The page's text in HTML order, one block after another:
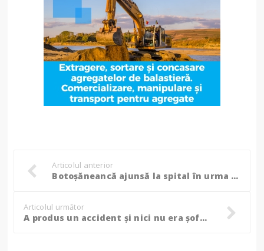
Articolul anterior
Botoșăneancă ajunsă la spital în urma unui incendiu, a încercat să își salveze bunurile! (Foto)
Articolul următor
A produs un accident și nici nu era șofer, bărbat reținut de polițiști după un lung șir de infracțiuni!